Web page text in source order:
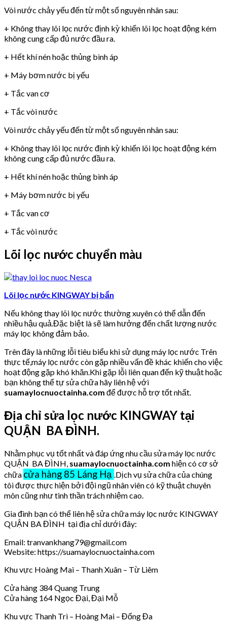
Vòi nước chảy yếu đến từ một số nguyên nhân sau:
+ Không thay lõi lọc nước định kỳ khiến lõi lọc hoạt động kém
không cung cấp đủ nước đầu ra.
+ Hết khí nén hoặc thủng bình áp
+ Máy bơm nước bị yếu
+ Tắc van cơ
+ Tắc vòi nước
Vòi nước chảy yếu đến từ một số nguyên nhân sau:
+ Không thay lõi lọc nước định kỳ khiến lõi lọc hoạt động kém
không cung cấp đủ nước đầu ra.
+ Hết khí nén hoặc thủng bình áp
+ Máy bơm nước bị yếu
+ Tắc van cơ
+ Tắc vòi nước
Lõi lọc nước chuyển màu
Lõi lọc nước KINGWAY bị bẩn
Nếu không thay lõi lọc nước thường xuyên có thể dẫn đến
nhiều hậu quả.Đặc biệt là sẽ làm hưởng đến chất lượng nước
máy lọc không đảm bảo.
Trên đây là những lỗi tiêu biểu khi sử dụng máy lọc nước Trên
thực tế,máy lọc nước còn gặp nhiều vấn đề khác khiến cho việc
hoạt động gặp khó khăn.Khi gặp lỗi liên quan đến kỹ thuật hoặc
bạn không thể tự sửa chữa hãy liên hệ với
suamaylocnuoctainha.com để được hỗ trợ tốt nhất.
Địa chỉ sửa lọc nước KINGWAY tại
QUẬN BA ĐÌNH.
Nhằm phục vụ tốt nhất và đáp ứng nhu cầu sửa máy lọc nước
QUẬN BA ĐÌNH, suamaylocnuoctainha.com hiện có cơ sở
chữa cửa hàng 85 Láng Hạ .Dịch vụ sửa chữa của chúng
tôi được thực hiện bởi đội ngũ nhân viên có kỹ thuật chuyên
môn cũng như tinh thần trách nhiệm cao.
Gia đình bạn có thể liên hệ sửa chữa máy lọc nước KINGWAY
QUẬN BA ĐÌNH tại địa chỉ dưới đây:
Email: tranvankhang79@gmail.com
Website: https://suamaylocnuoctainha.com
Khu vực Hoàng Mai – Thanh Xuân – Từ Liêm
Cửa hàng 384 Quang Trung
Cửa hàng 164 Ngọc Đại, Đại Mỗ
Khu vực Thanh Trì – Hoàng Mai – Đống Đa